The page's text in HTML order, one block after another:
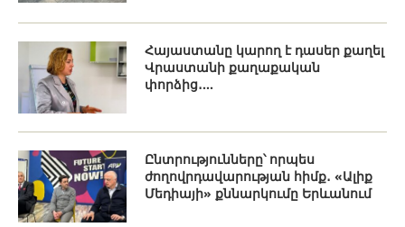
Հայաստանը կարող է դասեր քաղել
Վրաստանի քաղաքական
փորձից․...
Ընտրությունները՝ որպես
ժողովրդավարության հիմք․ «Ալիք
Մեդիայի» քննարկումը Երևանում